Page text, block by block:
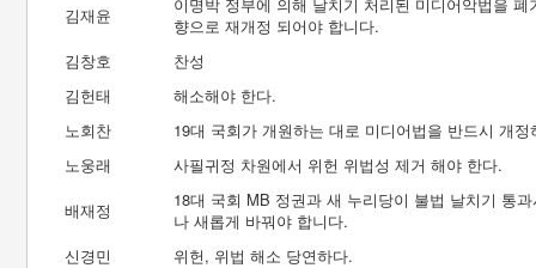
김재윤
향으로 재개정 되어야 합니다.
김창호
찬성
김헌태
해소해야 한다.
노회찬
19대 국회가 개원하는 대로 미디어법을 반드시 개
노웅래
사필귀정 차원에서 위헌 위법성 제거 해야 한다.
배재정
18대 국회 MB 정권과 새 누리당이 불법 날치기 통
나 새롭게 바꿔야 합니다.
신경민
위헌, 위법 해소 당연하다.